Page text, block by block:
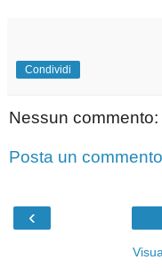
Condividi
Nessun commento:
Posta un commento
‹